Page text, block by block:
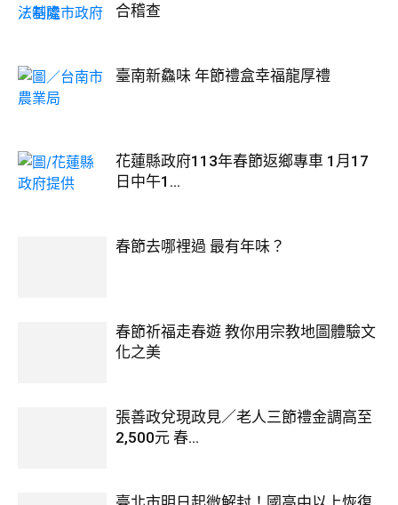
合稽查
臺南新鱻味 年節禮盒幸福龍厚禮
花蓮縣政府113年春節返鄉專車 1月17
日中午1...
春節去哪裡過 最有年味？
春節祈福走春遊 教你用宗教地圖體驗文
化之美
張善政兌現政見／老人三節禮金調高至
2,500元 春...